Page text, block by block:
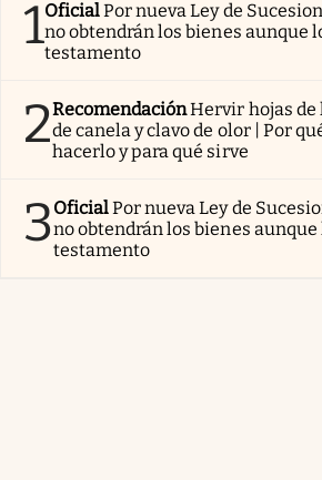
1OficialPor nueva Ley de
no obtendrán los bienes aunque
testamento
2RecomendaciónHervir hojas
de canela y clavo de olor | Por
hacerlo y para qué sirve
3OficialPor nueva Ley de
no obtendrán los bienes
testamento